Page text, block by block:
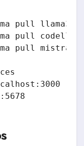
pull
pull
pull